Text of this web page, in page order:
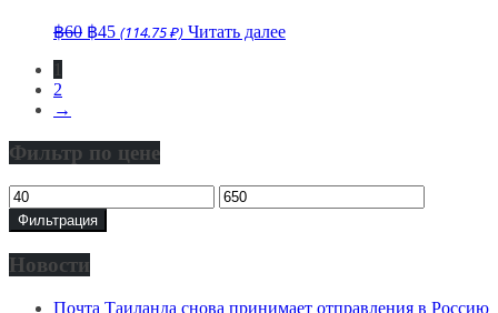
฿60 Первоначальная
฿45Текущая
(114.75 ₽) Читать далее
1
2
→
Фильтр по цене
Минимальная
цена
Максимальная
цена
Фильтрация
Новости
Почта Таиланда снова принимает отправления в Россию